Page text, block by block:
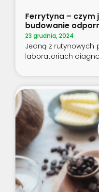
Ferrytyna – czym
budowanie
23 grudnia, 2024
Jedną z rutynowych
laboratoriach